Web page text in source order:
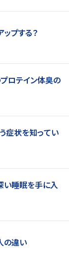
プする？
ロテイン体臭の
症状を知ってい
い睡眠を手に入
の違い